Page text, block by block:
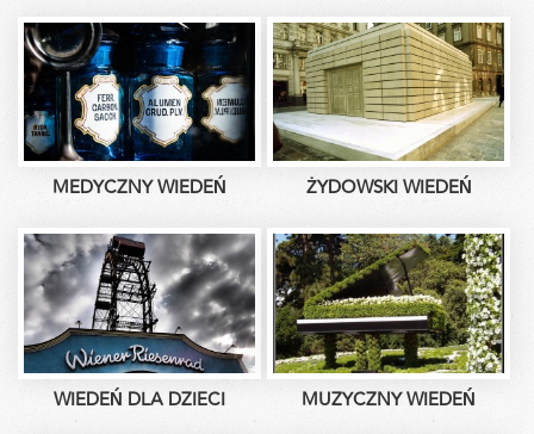
MEDYCZNY WIEDEŃ ŻYDOWSKI WIEDEŃ
WIEDEŃ DLA DZIECI MUZYCZNY WIEDEŃ